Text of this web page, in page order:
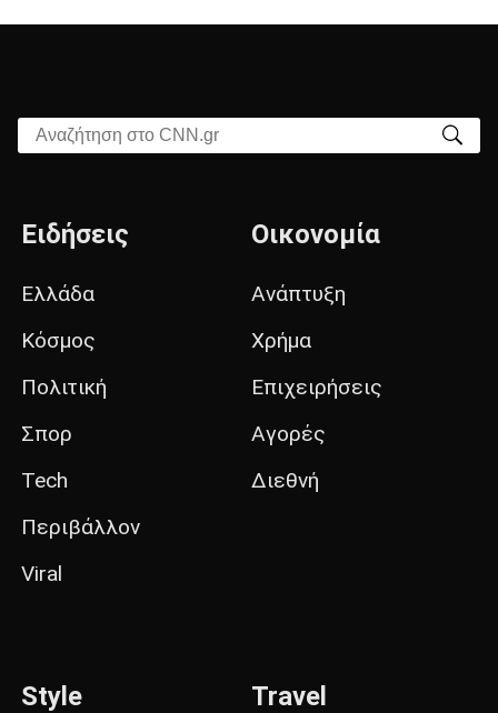
Αναζήτηση στο CNN.gr
Ειδήσεις
Ελλάδα
Κόσμος
Πολιτική
Σπορ
Tech
Περιβάλλον
Viral
Οικονομία
Ανάπτυξη
Χρήμα
Επιχειρήσεις
Αγορές
Διεθνή
Style Travel